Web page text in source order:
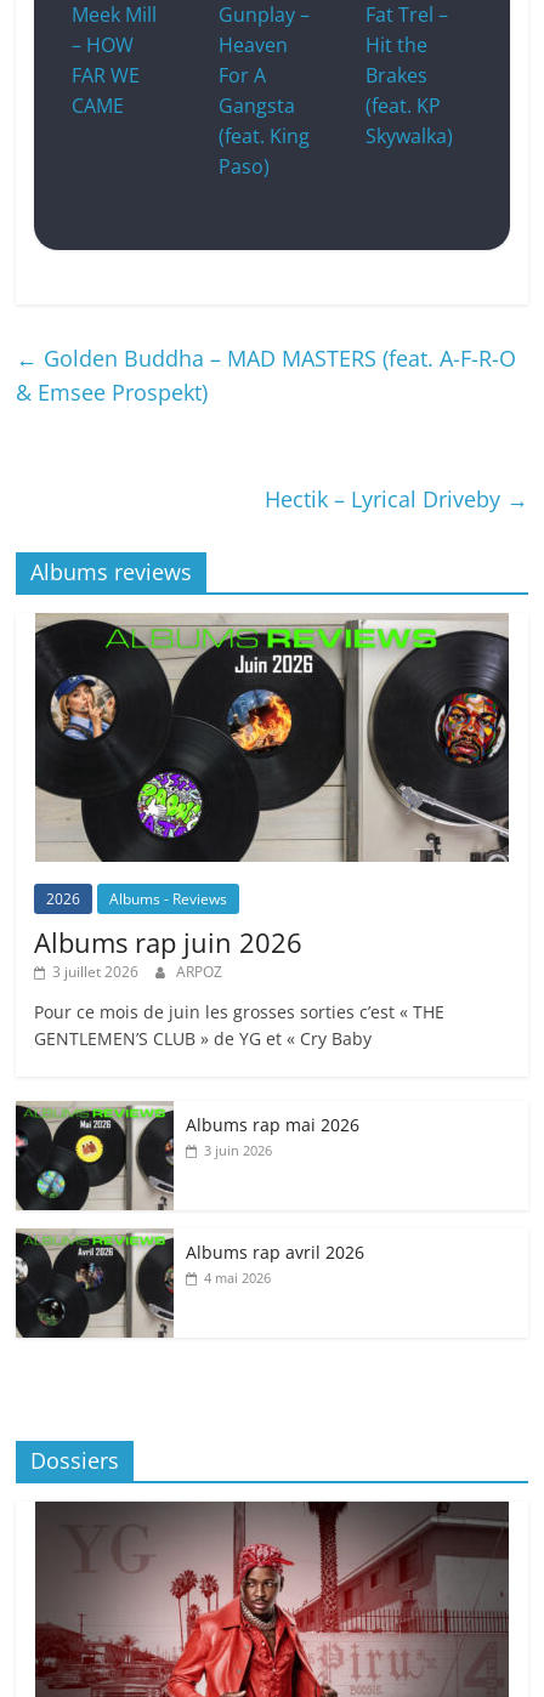
Meek Mill
– HOW
FAR WE
CAME
Gunplay –
Heaven
For A
Gangsta
(feat. King
Paso)
Fat Trel –
Hit the
Brakes
(feat. KP
Skywalka)
← Golden Buddha – MAD MASTERS (feat. A-F-R-O
& Emsee Prospekt)
Hectik – Lyrical Driveby →
Albums reviews
2026 Albums - Reviews
Albums rap juin 2026
3 juillet 2026 ARPOZ
Pour ce mois de juin les grosses sorties c’est « THE
GENTLEMEN’S CLUB » de YG et « Cry Baby
Albums rap mai 2026
3 juin 2026
Albums rap avril 2026
4 mai 2026
Dossiers